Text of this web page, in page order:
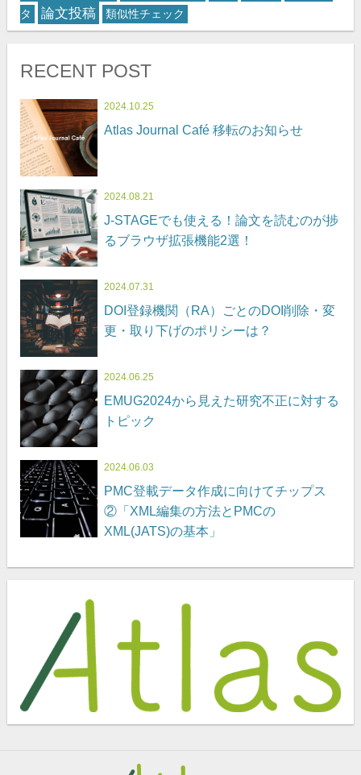
タ
論文投稿 類似性チェック
RECENT POST
2024.10.25
Atlas Journal Café 移転のお知らせ
2024.08.21
J-STAGEでも使える！論文を読むのが捗
るブラウザ拡張機能2選！
2024.07.31
DOI登録機関（RA）ごとのDOI削除・変
更・取り下げのポリシーは？
2024.06.25
EMUG2024から見えた研究不正に対する
トピック
2024.06.03
PMC登載データ作成に向けてチップス
②「XML編集の方法とPMCの
XML(JATS)の基本」